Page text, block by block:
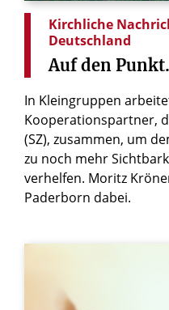
Kirchliche
Deutschland
Auf den Punkt.
In Kleingruppen
Kooperationspartner,
(SZ), zusammen, um
zu noch mehr
verhelfen. Moritz
Paderborn dabei.